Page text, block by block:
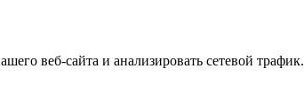
веб-сайта и анализировать сетевой трафик.